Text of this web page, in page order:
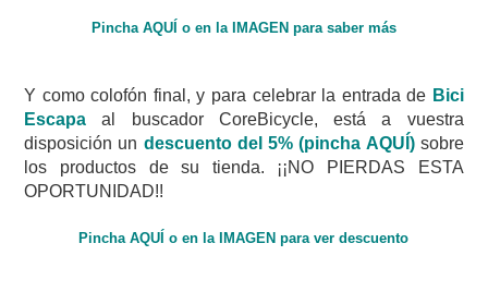
Pincha AQUÍ o en la IMAGEN para saber más
Y como colofón final, y para celebrar la entrada de Bici
Escapa al buscador CoreBicycle, está a vuestra
disposición un descuento del 5% (pincha AQUÍ)sobre
los productos de su tienda. ¡¡NO PIERDAS ESTA
OPORTUNIDAD!!
Pincha AQUÍ o en la IMAGEN para ver descuento